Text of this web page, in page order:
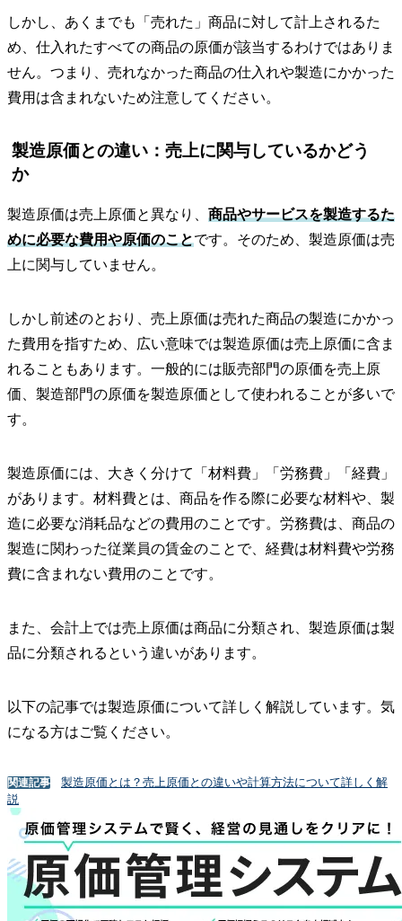
しかし、あくまでも「売れた」商品に対して計上されるた
め、仕入れたすべての商品の原価が該当するわけではありま
せん。つまり、売れなかった商品の仕入れや製造にかかった
費用は含まれないため注意してください。
製造原価との違い：売上に関与しているかどう
か
製造原価は売上原価と異なり、 商品やサービスを製造するた
めに必要な費用や原価のことです。そのため、製造原価は売
上に関与していません。
しかし前述のとおり、売上原価は売れた商品の製造にかかっ
た費用を指すため、広い意味では製造原価は売上原価に含ま
れることもあります。一般的には販売部門の原価を売上原
価、製造部門の原価を製造原価として使われることが多いで
す。
製造原価には、大きく分けて「材料費」「労務費」「経費」
があります。材料費とは、商品を作る際に必要な材料や、製
造に必要な消耗品などの費用のことです。労務費は、商品の
製造に関わった従業員の賃金のことで、経費は材料費や労務
費に含まれない費用のことです。
また、会計上では売上原価は商品に分類され、製造原価は製
品に分類されるという違いがあります。
以下の記事では製造原価について詳しく解説しています。気
になる方はご覧ください。
関連記事
製造原価とは？売上原価との違いや計算方法について詳しく解
説